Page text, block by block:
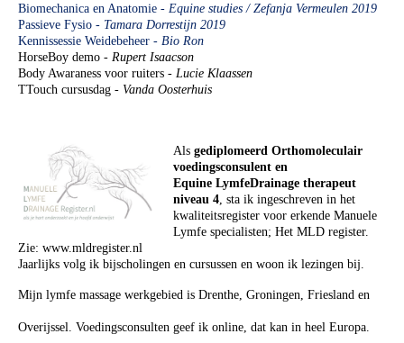
Biomechanica en Anatomie - Equine studies / Zefanja Vermeulen 2019
Passieve Fysio - Tamara Dorrestijn 2019
Kennissessie Weidebeheer - Bio Ron
HorseBoy demo - Rupert Isaacson
Body Awaraness voor ruiters - Lucie Klaassen
TTouch cursusdag - Vanda Oosterhuis
Als gediplomeerd Orthomoleculair
voedingsconsulent en
Equine LymfeDrainage therapeut
niveau 4, sta ik ingeschreven in het
kwaliteitsregister voor erkende Manuele
Lymfe specialisten; Het MLD register.
Zie: www.mldregister.nl
Jaarlijks volg ik bijscholingen en cursussen en woon ik lezingen bij.
Mijn lymfe massage werkgebied is Drenthe, Groningen, Friesland en
Overijssel. Voedingsconsulten geef ik online, dat kan in heel Europa.